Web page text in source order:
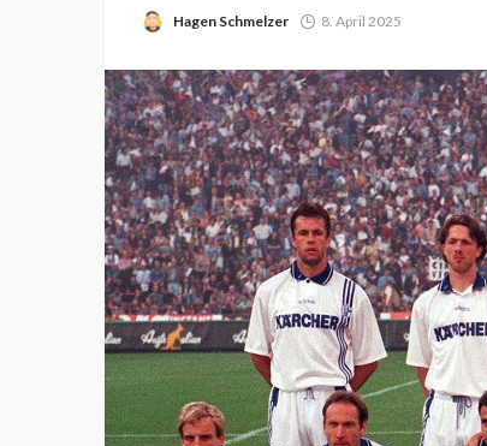
Hagen Schmelzer 8. April 2025